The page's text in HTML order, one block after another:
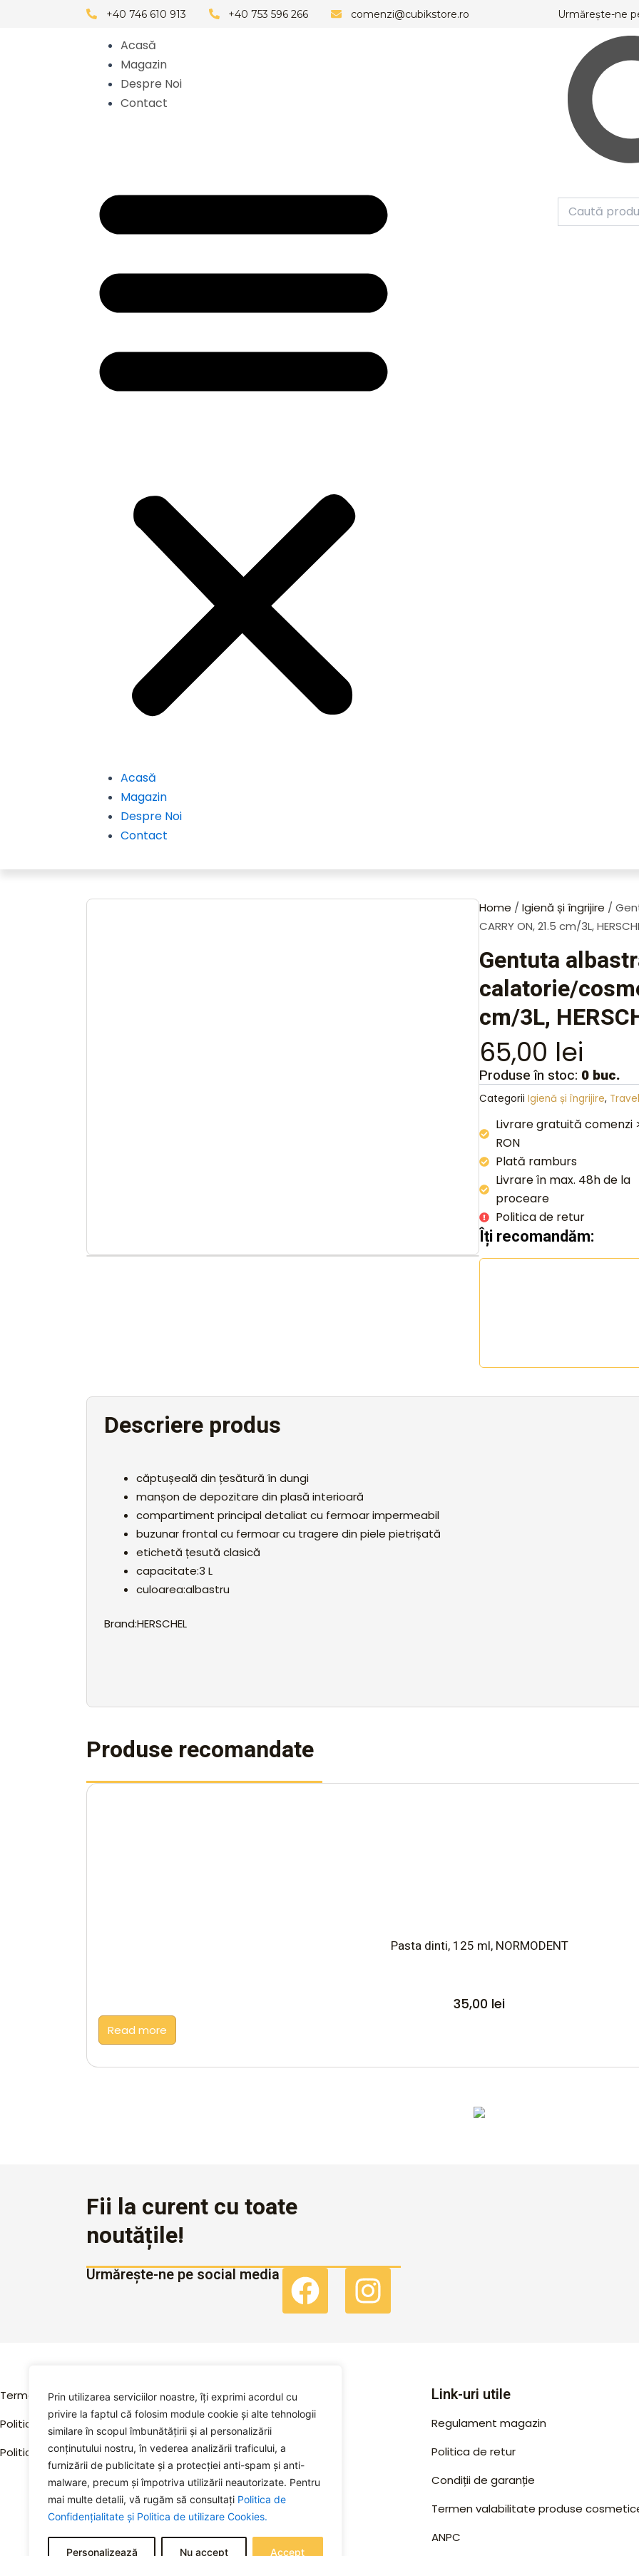
Prin utilizarea serviciilor noastre, îți exprimi acordul cu
privire la faptul că folosim module cookie și alte tehnologii
similare în scopul îmbunătățirii și al personalizării
conținutului nostru, în vederea analizării traficului, a
furnizării de publicitate și a protecției anti-spam și anti-
malware, precum și împotriva utilizării neautorizate. Pentru
mai multe detalii, vă rugăm să consultați Politica de
Confidențialitate și Politica de utilizare Cookies.
Personalizează Nu accept Accept
+40 746 610 913 +40 753 596 266 comenzi@cubikstore.ro Urmărește-ne
Acasă
Magazin
Despre Noi
Contact
Acasă
Magazin
Despre Noi
Contact
Caută
Home / Igienă și îngrijire /
CARRY ON, 21.5 cm/3L,
Gentuta
calatorie/
cm/3L,
65,00 lei
Produse în stoc: 0 buc.
Categorii Igienă și îngrijire, Travel
Livrare gratuită comenzi
RON
Plată ramburs
Livrare în max. 48h de la
proceare
Politica de retur
Îți recomandăm:
Descriere produs
căptușeală din țesătură în dungi
manșon de depozitare din plasă interioară
compartiment principal detaliat cu fermoar impermeabil
buzunar frontal cu fermoar cu tragere din piele pietrișată
etichetă țesută clasică
capacitate:3 L
culoarea:albastru
Brand:HERSCHEL
Produse recomandate
Pasta dinti, 125 ml, NORMODENT
35,00 lei
Read more
Fii la curent cu toate
noutățile!
Urmărește-ne pe social media
F
a
o
k
I
n
Termeni și condiții
Politica de confidențialitate
Politica de utilizare cookies
Explorează
Acasă
Despre Noi
Magazin
Contact
Link-uri utile
Regulament magazin
Politica de retur
Condiții de garanție
Termen valabilitate produse
ANPC